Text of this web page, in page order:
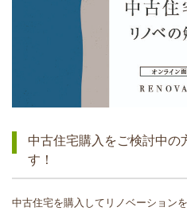
中古住宅購入をご検討中の
す！
中古住宅を購入してリノベーション